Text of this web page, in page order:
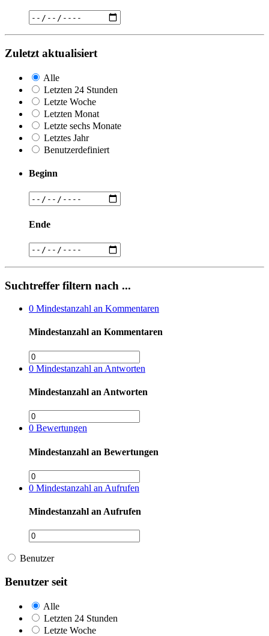
Zuletzt aktualisiert
Alle
Letzten 24 Stunden
Letzte Woche
Letzten Monat
Letzte sechs Monate
Letztes Jahr
Benutzerdefiniert
Beginn
Ende
Suchtreffer filtern nach ...
0 Mindestanzahl an Kommentaren
Mindestanzahl an Kommentaren
0 Mindestanzahl an Antworten
Mindestanzahl an Antworten
0 Bewertungen
Mindestanzahl an Bewertungen
0 Mindestanzahl an Aufrufen
Mindestanzahl an Aufrufen
Benutzer
Benutzer seit
Alle
Letzten 24 Stunden
Letzte Woche